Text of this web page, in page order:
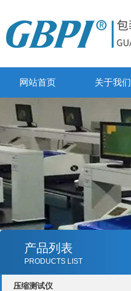
网站首页 关于我们
产品列表
PRODUCTS LIST
压缩测试仪